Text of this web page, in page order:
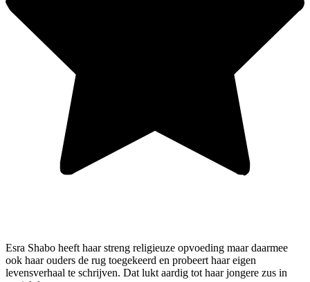
Esra Shabo heeft haar streng religieuze opvoeding maar daarmee
ook haar ouders de rug toegekeerd en probeert haar eigen
levensverhaal te schrijven. Dat lukt aardig tot haar jongere zus in